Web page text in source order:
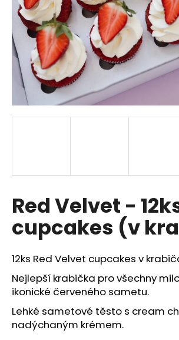
Red Velvet -
cupcakes (v
12ks Red Velvet cupcakes v
Nejlepší krabička pro všechny
ikonické červeného sametu.
Lehké sametové těsto s cream
nadýchaným krémem.
a
j
í
t
?
o
p
o
r
u
č
u
j
e
m
e